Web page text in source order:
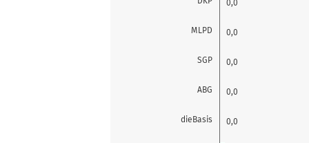
MLPD
SGP
ABG
dieBasis
0,0
0,0
0,0
0,0
0,0